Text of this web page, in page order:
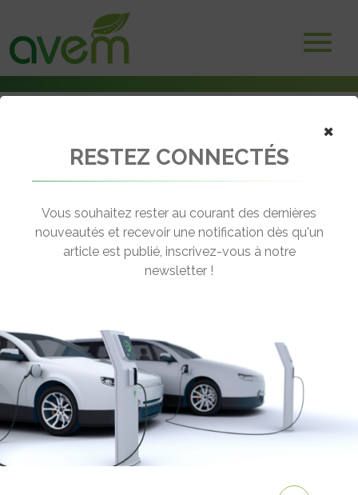
Un rapport de l’ACEA sur la transition vers une mobilité zéro
← Revenir aux actualités
UN RAPPORT DE L’ACEA SUR LA
TRANSITION VERS UNE MOBILITÉ
ZÉRO ÉMISSION
Rédigé par EMMANUEL MAUMON le 31 Oct 2020 à 00:00
0 commentaires
×
RESTEZ CONNECTÉS
Vous souhaitez rester au courant des dernières
nouveautés et recevoir une notification dès qu'un
article est publié, inscrivez-vous à notre
newsletter !